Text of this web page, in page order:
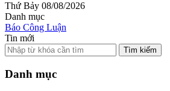
Thứ Bảy 08/08/2026
Danh mục
Báo Công Luận
Tin mới
Tìm kiếm
Danh mục